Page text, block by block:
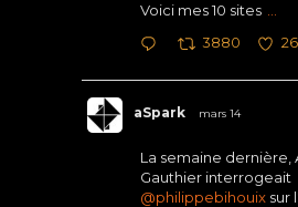
Voici mes 10 sites
3880
aSpark mars 14
La semaine dernière,
Gauthier interrogeait
@philippebihouix sur